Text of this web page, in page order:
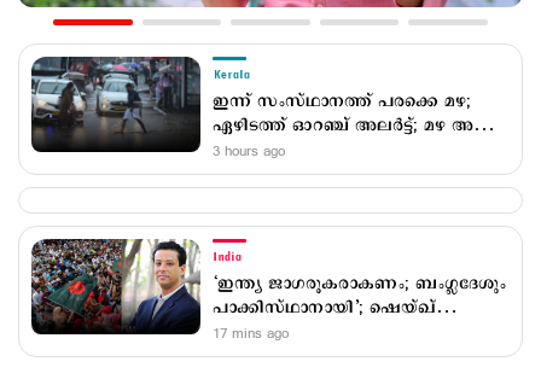
Kerala
ഇന്ന് സംസ്ഥാനത്ത് പരക്കെ മഴ;
ഏഴിടത്ത് ഓറഞ്ച് അലര്‍ട്ട്; മഴ അവധി
ഇങ്ങനെ
3 hours ago
India
‘ഇന്ത്യ ജാഗരൂകരാകണം; ബംഗ്ലദേശും
പാക്കിസ്ഥാനായി’; ഷെയ്ഖ്
ഹസീനയുടെ മകന്‍
17 mins ago